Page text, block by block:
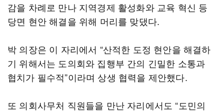
감을 차례로 만나 지역경제 활성화와 교육 혁신 등
당면 현안 해결을 위해 머리를 맞댔다.
박 의장은 이 자리에서 “산적한 도정 현안을 해결하
기 위해서는 도의회와 집행부 간의 긴밀한 소통과
협치가 필수적”이라며 상생 협력을 제안했다.
또 의회사무처 직원들을 만난 자리에서도 “도민의